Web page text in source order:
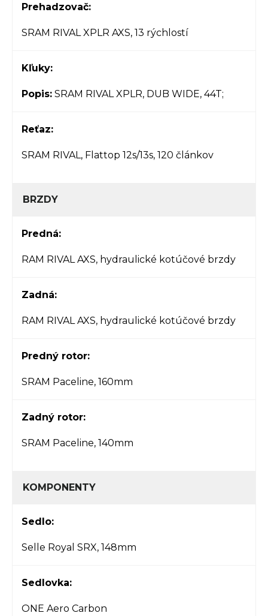
Prehadzovač:
SRAM RIVAL XPLR AXS, 13 rýchlostí
Kľuky:
Popis: SRAM RIVAL XPLR, DUB WIDE, 44T;
Reťaz:
SRAM RIVAL, Flattop 12s/13s, 120 článkov
BRZDY
Predná:
RAM RIVAL AXS, hydraulické kotúčové brzdy
Zadná:
RAM RIVAL AXS, hydraulické kotúčové brzdy
Predný rotor:
SRAM Paceline, 160mm
Zadný rotor:
SRAM Paceline, 140mm
KOMPONENTY
Sedlo:
Selle Royal SRX, 148mm
Sedlovka:
ONE Aero Carbon